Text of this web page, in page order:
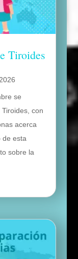
Tiroides
se
con
acerca
de esta
sobre la